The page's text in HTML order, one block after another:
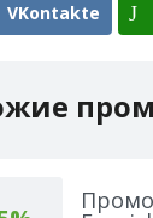
VKontakte